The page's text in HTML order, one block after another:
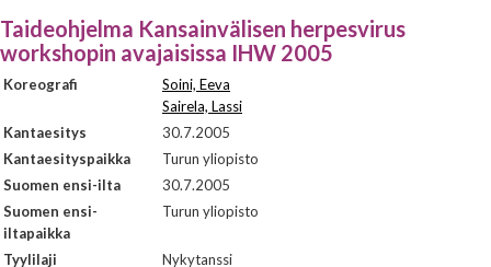
Taideohjelma Kansainvälisen herpesvirus
workshopin avajaisissa IHW 2005
Koreografi
Soini, Eeva
Sairela, Lassi
Kantaesitys
30.7.2005
Kantaesityspaikka
Turun yliopisto
Suomen ensi-ilta
30.7.2005
Suomen ensi-
iltapaikka
Turun yliopisto
Tyylilaji
Nykytanssi